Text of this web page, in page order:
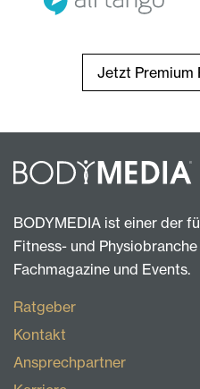
Jetzt Premium
BODYMEDIA ist einer der
Fitness- und
Fachmagazine und Events.
Ratgeber
Kontakt
Ansprechpartner